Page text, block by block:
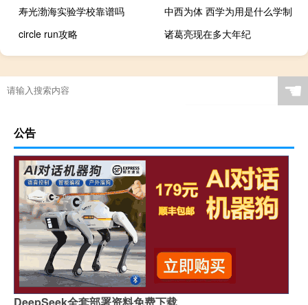
寿光渤海实验学校靠谱吗
中西为体 西学为用是什么学制
circle run攻略
诸葛亮现在多大年纪
☚
公告